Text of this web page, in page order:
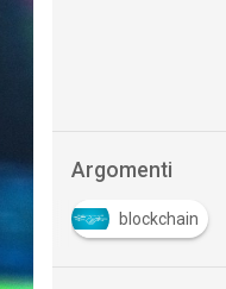
Argomenti
blockchain